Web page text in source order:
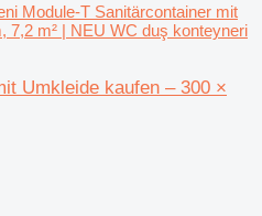
Module-T Sanitärcontainer mit
7,2 m² | NEU WC duş konteyneri
Umkleide kaufen – 300 ×